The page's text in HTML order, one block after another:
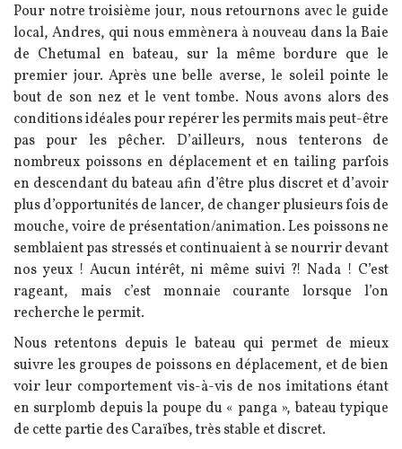
Pour notre troisième jour, nous retournons avec le guide
local, Andres, qui nous emmènera à nouveau dans la Baie
de Chetumal en bateau, sur la même bordure que le
premier jour. Après une belle averse, le soleil pointe le
bout de son nez et le vent tombe. Nous avons alors des
conditions idéales pour repérer les permits mais peut-être
pas pour les pêcher. D’ailleurs, nous tenterons de
nombreux poissons en déplacement et en tailing parfois
en descendant du bateau afin d’être plus discret et d’avoir
plus d’opportunités de lancer, de changer plusieurs fois de
mouche, voire de présentation/animation. Les poissons ne
semblaient pas stressés et continuaient à se nourrir devant
nos yeux ! Aucun intérêt, ni même suivi ?! Nada ! C’est
rageant, mais c’est monnaie courante lorsque l’on
recherche le permit.
Nous retentons depuis le bateau qui permet de mieux
suivre les groupes de poissons en déplacement, et de bien
voir leur comportement vis-à-vis de nos imitations étant
en surplomb depuis la poupe du « panga », bateau typique
de cette partie des Caraïbes, très stable et discret.